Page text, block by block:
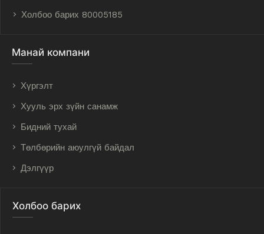
Холбоо барих 80005185
Манай компани
Хүргэлт
Хууль эрх зүйн санамж
Бидний тухай
Төлбөрийн аюулгүй байдал
Дэлгүүр
Холбоо барих